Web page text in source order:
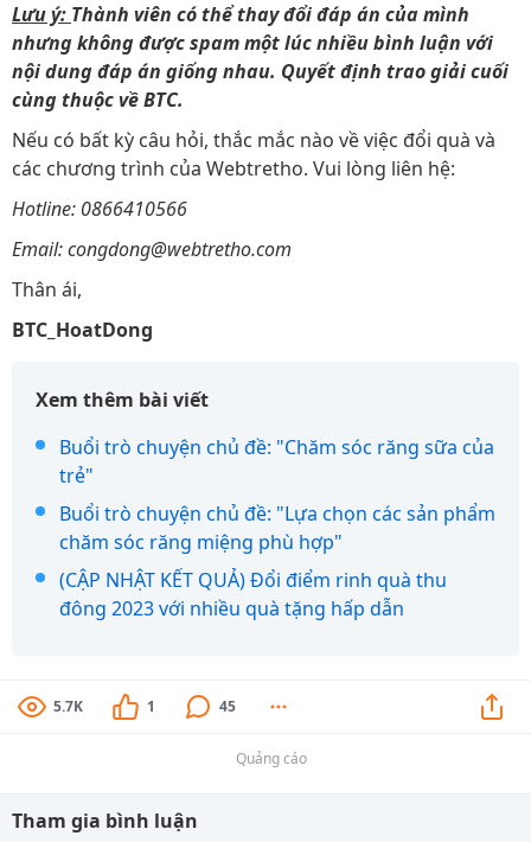
Lưu ý: Thành viên có thể thay đổi đáp án của mình
nhưng không được spam một lúc nhiều bình luận với
nội dung đáp án giống nhau. Quyết định trao giải cuối
cùng thuộc về BTC.
Nếu có bất kỳ câu hỏi, thắc mắc nào về việc đổi quà và
các chương trình của Webtretho. Vui lòng liên hệ:
Hotline: 0866410566
Email: congdong@webtretho.com
Thân ái,
BTC_HoatDong
Xem thêm bài viết
Buổi trò chuyện chủ đề: "Chăm sóc răng sữa của
trẻ"
Buổi trò chuyện chủ đề: "Lựa chọn các sản phẩm
chăm sóc răng miệng phù hợp"
(CẬP NHẬT KẾT QUẢ) Đổi điểm rinh quà thu
đông 2023 với nhiều quà tặng hấp dẫn
5.7K 1 45
Quảng cáo
Tham gia bình luận